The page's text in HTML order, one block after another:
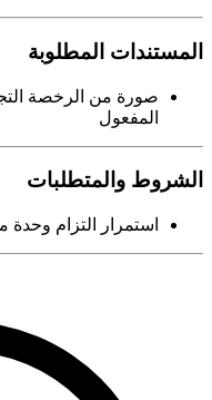
المستندات المطلوبة
صورة من الرخصة
المفعول
الشروط والمتطلبات
استمرار التزام وحدة